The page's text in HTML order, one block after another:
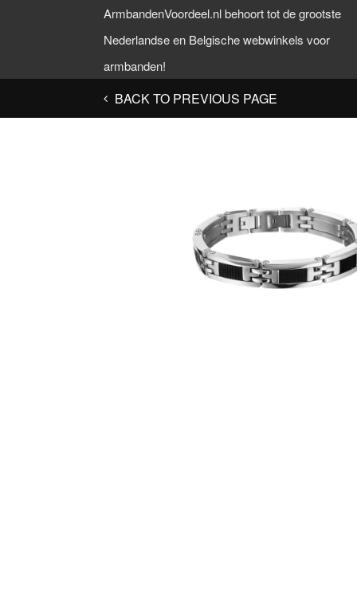
ArmbandenVoordeel.nl behoort tot de grootste
Nederlandse en Belgische webwinkels voor
armbanden!
BACK TO PREVIOUS PAGE